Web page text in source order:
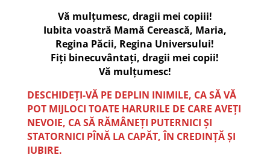
Vă mulțumesc, dragii mei copiii!
Iubita voastră Mamă Cerească, Maria,
Regina Păcii, Regina Universului!
Fiți binecuvântați, dragii mei copii!
Vă mulțumesc!
DESCHIDEȚI-VĂ PE DEPLIN INIMILE, CA SĂ VĂ
POT MIJLOCI TOATE HARURILE DE CARE AVEȚI
NEVOIE, CA SĂ RĂMÂNEȚI PUTERNICI ȘI
STATORNICI PÎNĂ LA CAPĂT, ÎN CREDINȚĂ ȘI
IUBIRE.